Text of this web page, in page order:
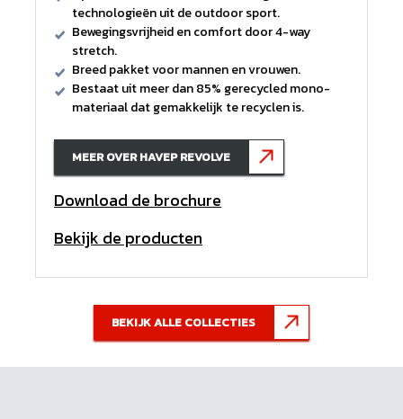
technologieën uit de outdoor sport.
Bewegingsvrijheid en comfort door 4-way
stretch.
Breed pakket voor mannen en vrouwen.
Bestaat uit meer dan 85% gerecycled mono-
materiaal dat gemakkelijk te recyclen is.
MEER OVER HAVEP REVOLVE
Download de brochure
Bekijk de producten
BEKIJK ALLE COLLECTIES